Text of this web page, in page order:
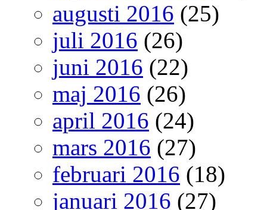
augusti 2016 (25)
juli 2016 (26)
juni 2016 (22)
maj 2016 (26)
april 2016 (24)
mars 2016 (27)
februari 2016 (18)
januari 2016 (27)